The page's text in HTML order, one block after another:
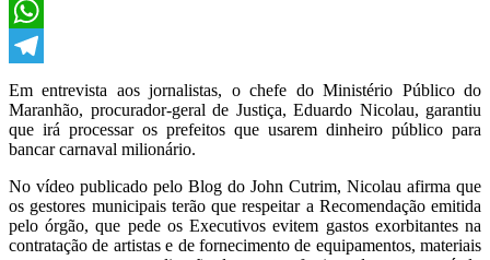
Twitter
WhatsApp
Telegram
Em entrevista aos jornalistas, o chefe do Ministério Público do
Maranhão, procurador-geral de Justiça, Eduardo Nicolau, garantiu
que irá processar os prefeitos que usarem dinheiro público para
bancar carnaval milionário.
No vídeo publicado pelo Blog do John Cutrim, Nicolau afirma que
os gestores municipais terão que respeitar a Recomendação emitida
pelo órgão, que pede os Executivos evitem gastos exorbitantes na
contratação de artistas e de fornecimento de equipamentos, materiais